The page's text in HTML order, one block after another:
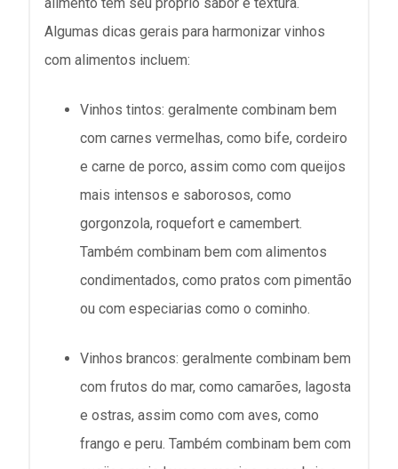
Algumas dicas gerais para harmonizar vinhos
com alimentos incluem:
Vinhos tintos: geralmente combinam bem
com carnes vermelhas, como bife, cordeiro
e carne de porco, assim como com queijos
mais intensos e saborosos, como
gorgonzola, roquefort e camembert.
Também combinam bem com alimentos
condimentados, como pratos com pimentão
ou com especiarias como o cominho.
Vinhos brancos: geralmente combinam bem
com frutos do mar, como camarões, lagosta
e ostras, assim como com aves, como
frango e peru. Também combinam bem com